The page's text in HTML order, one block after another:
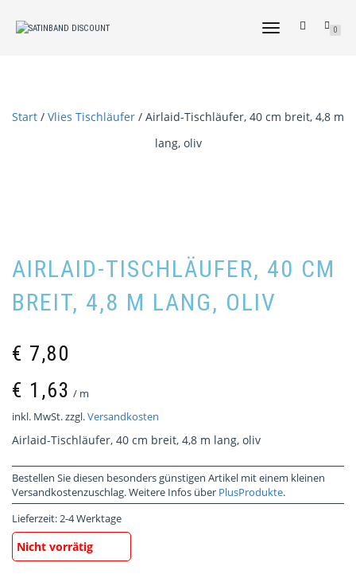
NAVIGATION
0
Start / Vlies Tischläufer / Airlaid-Tischläufer, 40 cm breit, 4,8 m
lang, oliv
AIRLAID-TISCHLÄUFER, 40 CM
BREIT, 4,8 M LANG, OLIV
€ 7,80
€ 1,63 / m
inkl. MwSt.zzgl.Versandkosten
Airlaid-Tischläufer, 40 cm breit, 4,8 m lang, oliv
Bestellen Sie diesen besonders günstigen Artikel mit einem kleinen
Versandkostenzuschlag. Weitere Infos über PlusProdukte.
Lieferzeit:2-4 Werktage
Nicht vorrätig